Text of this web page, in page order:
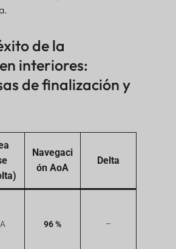
de la
interiores:
de finalización y
Navegaci
ón AoA
Delta
96 % –